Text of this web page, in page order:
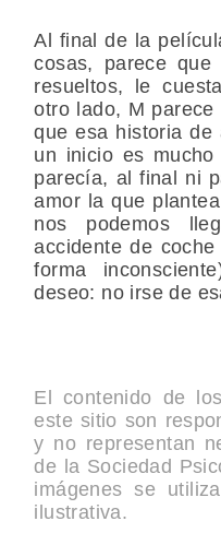
Al final de la
cosas, parece
resueltos, le
otro lado, M parece
que esa historia de
un inicio es
parecía, al final ni
amor la que
nos podemos
accidente de
forma
deseo: no irse de
El contenido de
este sitio son
y no representan
de la Sociedad
imágenes se
ilustrativa.